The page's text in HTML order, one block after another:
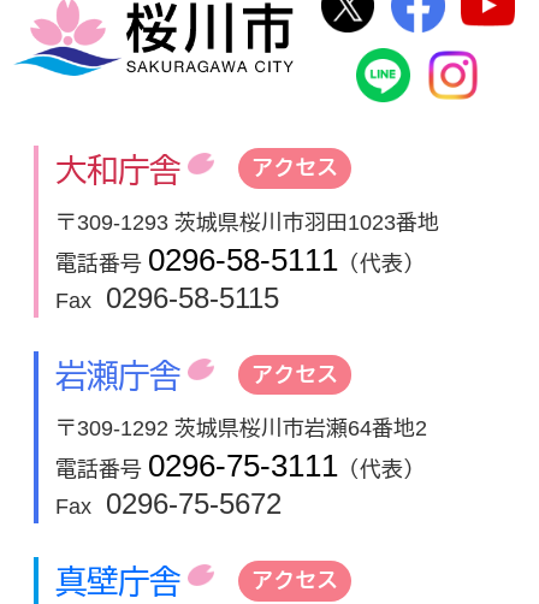
桜川市
桜川市公
大和庁舎 アクセス
〒309-1293 茨城県桜川市羽田1023番地
電話番号 0296-58-5111 （代表）
Fax
0296-58-5115
岩瀬庁舎 アクセス
〒309-1292 茨城県桜川市岩瀬64番地2
電話番号 0296-75-3111 （代表）
Fax
0296-75-5672
真壁庁舎 アクセス